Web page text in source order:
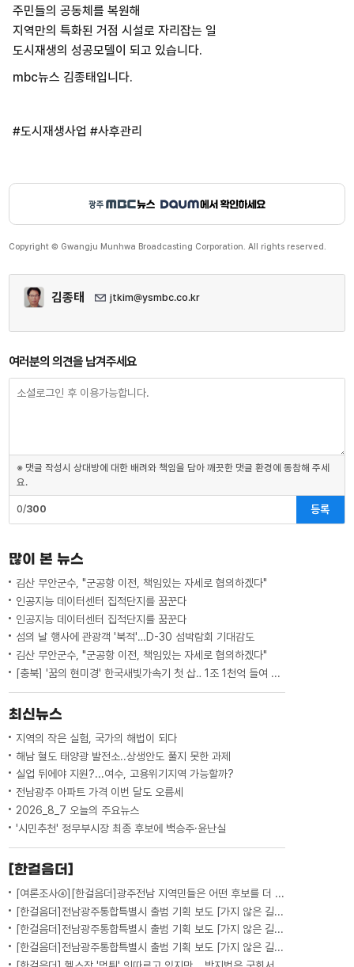
주민들의 공동체를 복원해
지역만의 특화된 거점 시설로 자리잡는 일
도시재생의 성공모델이 되고 있습니다.
mbc뉴스 김종태입니다.
#도시재생사업 #사후관리
Copyright © Gwangju Munhwa Broadcasting Corporation. All rights reserved.
김종태 jtkim@ysmbc.co.kr
여러분의 의견을 남겨주세요
※ 댓글 작성시 상대방에 대한 배려와 책임을 담아 깨끗한 댓글 환경에 동참해 주세
요.
0/300 등록
많이 본 뉴스
김산 무안군수, "군공항 이전, 책임있는 자세로 협의하겠다"
인공지능 데이터센터 집적단지를 꿈꾼다
인공지능 데이터센터 집적단지를 꿈꾼다
섬의 날 행사에 관광객 '북적'…D-30 섬박람회 기대감도
김산 무안군수, "군공항 이전, 책임있는 자세로 협의하겠다"
[충북] '꿈의 현미경' 한국새빛가속기 첫 삽‥ 1조 1천억 들여 2029년 완공
최신뉴스
지역의 작은 실험, 국가의 해법이 되다
해남 혈도 태양광 발전소..상생안도 풀지 못한 과제
실업 뒤에야 지원?...여수, 고용위기지역 가능할까?
전남광주 아파트 가격 이번 달도 오름세
2026_8_7 오늘의 주요뉴스
'시민추천' 정무부시장 최종 후보에 백승주·윤난실
[한걸음더]
[여론조사④][한걸음더]광주전남 지역민들은 어떤 후보를 더 선호할까.. 변수는?
[한걸음더]전남광주통합특별시 출범 기획 보도 [가지 않은 길] 5편 프랑스 헌법에 새긴 '지방 분권'..전남광주 통합 성공 조건은?
[한걸음더]전남광주통합특별시 출범 기획 보도 [가지 않은 길] 4편 프랑스 지역 통합 10년 성적표
[한걸음더]전남광주통합특별시 출범 기획 보도 [가지 않은 길] 3편 프랑스 통합 10년 지났지만..."우린 여전히 알자스인"